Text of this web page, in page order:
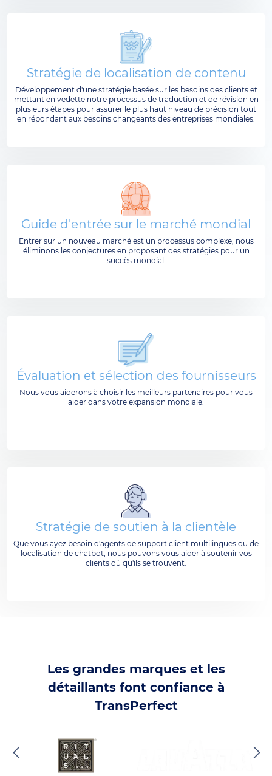
Stratégie de localisation de contenu
Développement d'une stratégie basée sur les besoins des clients et
mettant en vedette notre processus de traduction et de révision en
plusieurs étapes pour assurer le plus haut niveau de précision tout
en répondant aux besoins changeants des entreprises mondiales.
Guide d'entrée sur le marché mondial
Entrer sur un nouveau marché est un processus complexe, nous
éliminons les conjectures en proposant des stratégies pour un
succès mondial.
Évaluation et sélection des fournisseurs
Nous vous aiderons à choisir les meilleurs partenaires pour vous
aider dans votre expansion mondiale.
Stratégie de soutien à la clientèle
Que vous ayez besoin d'agents de support client multilingues ou de
localisation de chatbot, nous pouvons vous aider à soutenir vos
clients où qu'ils se trouvent.
Les grandes marques et les
détaillants font confiance à
TransPerfect